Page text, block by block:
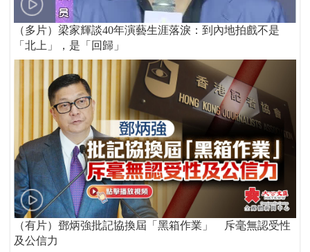
（多片）梁家輝談40年演藝生涯落淚：到內地拍戲不是
「北上」，是「回歸」
（有片）鄧炳強批記協換屆「黑箱作業」 斥毫無認受性
及公信力